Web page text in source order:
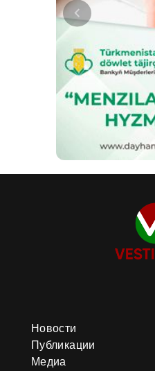
Новости
Публикации
Медиа